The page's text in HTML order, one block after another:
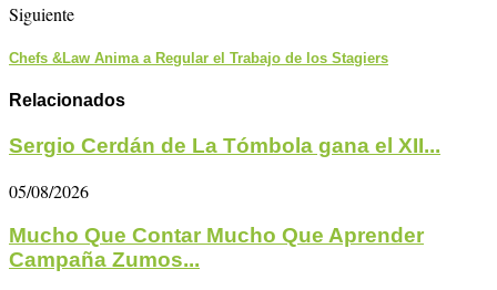
Siguiente
Chefs &Law Anima a Regular el Trabajo de los Stagiers
Relacionados
Sergio Cerdán de La Tómbola gana el XII...
05/08/2026
Mucho Que Contar Mucho Que Aprender
Campaña Zumos...